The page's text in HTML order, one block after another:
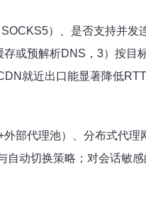
）、是否支持并
或预解析DNS，3）按目
就近出口能显著降低RTT
部代理池）、分布式代
自动切换策略；对会话